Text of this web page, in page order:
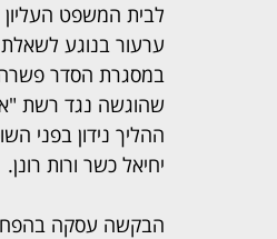
לבית המשפט
ערעור בנוגע
במסגרת הסדר פשרה
שהוגשה נגד רשת
ההליך נידון בפני
יחיאל כשר ורות רונן.
הבקשה עסקה